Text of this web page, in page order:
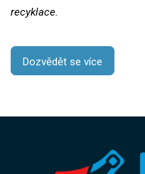
recyklace.
Dozvědět se více